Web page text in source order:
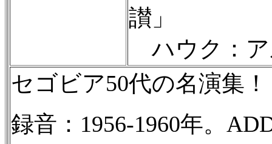
讃」
ハウク：ア
セゴビア50代の名演集！
録音：1956-1960年。